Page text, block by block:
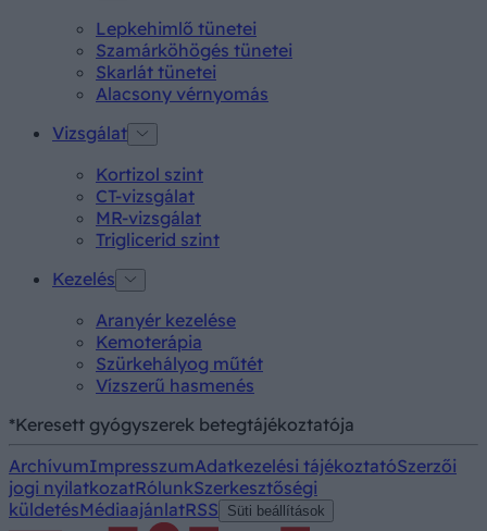
Lepkehimlő tünetei
Szamárköhögés tünetei
Skarlát tünetei
Alacsony vérnyomás
Vizsgálat
Kortizol szint
CT-vizsgálat
MR-vizsgálat
Triglicerid szint
Kezelés
Aranyér kezelése
Kemoterápia
Szürkehályog műtét
Vízszerű hasmenés
*Keresett gyógyszerek betegtájékoztatója
ArchívumImpresszumAdatkezelési tájékoztatóSzerzői
jogi nyilatkozatRólunkSzerkesztőségi
küldetésMédiaajánlatRSS Süti beállítások